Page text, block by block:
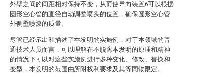
外壁之间的间距相对保持不变，从而使导向装置6可以根据
圆形空心管的直径自动调整喷头的位置，确保圆形空心管
外侧壁喷漆的质量。
尽管已经示出和描述了本发明的实施例，对于本领域的普
通技术人员而言，可以理解在不脱离本发明的原理和精神
的情况下可以对这些实施例进行多种变化、修改、替换和
变型，本发明的范围由所附权利要求及其等同物限定。